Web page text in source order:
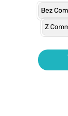
Bez
Z